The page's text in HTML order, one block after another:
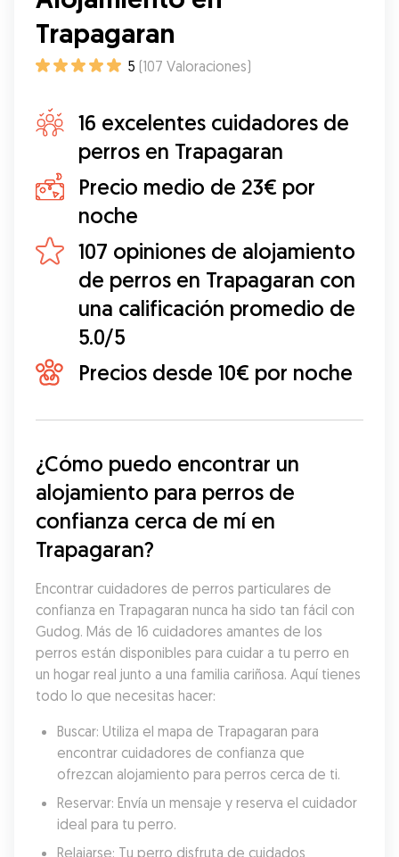
repetir. Eskerrik asko bihotzez bikote.
Trapagaran
5 (107 Valoraciones)
16 excelentes cuidadores de
perros en Trapagaran
Precio medio de 23€ por
noche
107 opiniones de alojamiento
de perros en Trapagaran con
una calificación promedio de
5.0/5
Precios desde 10€ por noche
¿Cómo puedo encontrar un
alojamiento para perros de
confianza cerca de mí en
Trapagaran?
Encontrar cuidadores de perros particulares de
confianza en Trapagaran nunca ha sido tan fácil con
Gudog. Más de 16 cuidadores amantes de los
perros están disponibles para cuidar a tu perro en
un hogar real junto a una familia cariñosa. Aquí tienes
todo lo que necesitas hacer:
Buscar: Utiliza el mapa de Trapagaran para
encontrar cuidadores de confianza que
ofrezcan alojamiento para perros cerca de ti.
Reservar: Envía un mensaje y reserva el cuidador
ideal para tu perro.
Relajarse: Tu perro disfruta de cuidados